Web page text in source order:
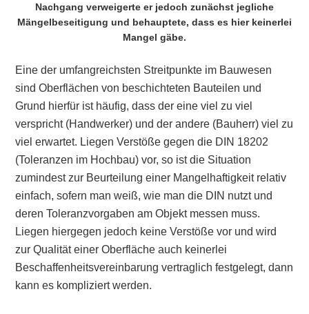
Nachgang verweigerte er jedoch zunächst jegliche
Mängelbeseitigung und behauptete, dass es hier keinerlei
Mangel gäbe.
Eine der umfangreichsten Streitpunkte im Bauwesen
sind Oberflächen von beschichteten Bauteilen und
Grund hierfür ist häufig, dass der eine viel zu viel
verspricht (Handwerker) und der andere (Bauherr) viel zu
viel erwartet. Liegen Verstöße gegen die DIN 18202
(Toleranzen im Hochbau) vor, so ist die Situation
zumindest zur Beurteilung einer Mangelhaftigkeit relativ
einfach, sofern man weiß, wie man die DIN nutzt und
deren Toleranzvorgaben am Objekt messen muss.
Liegen hiergegen jedoch keine Verstöße vor und wird
zur Qualität einer Oberfläche auch keinerlei
Beschaffenheitsvereinbarung vertraglich festgelegt, dann
kann es kompliziert werden.